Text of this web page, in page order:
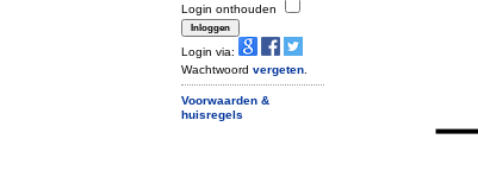
Login onthouden
Login via:
Wachtwoord vergeten
Voorwaarden &
huisregels